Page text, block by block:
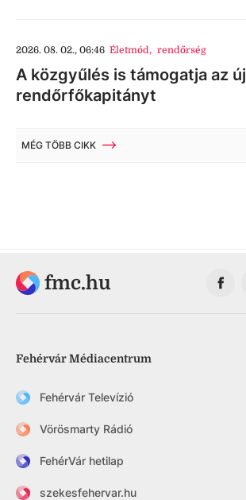
2026. 08. 02., 06:46 Életmód, rendőrség
A közgyűlés is támogatja az új
rendőrfőkapitányt
MÉG TÖBB CIKK
fmc.hu
Fehérvár Médiacentrum
Fehérvár Televízió
Vörösmarty Rádió
FehérVár hetilap
szekesfehervar.hu